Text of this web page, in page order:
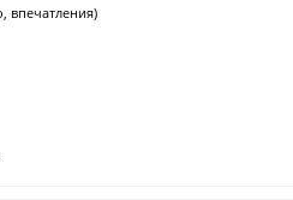
впечатления)